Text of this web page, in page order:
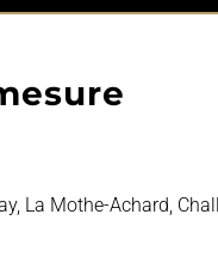
La Mothe-Achard,